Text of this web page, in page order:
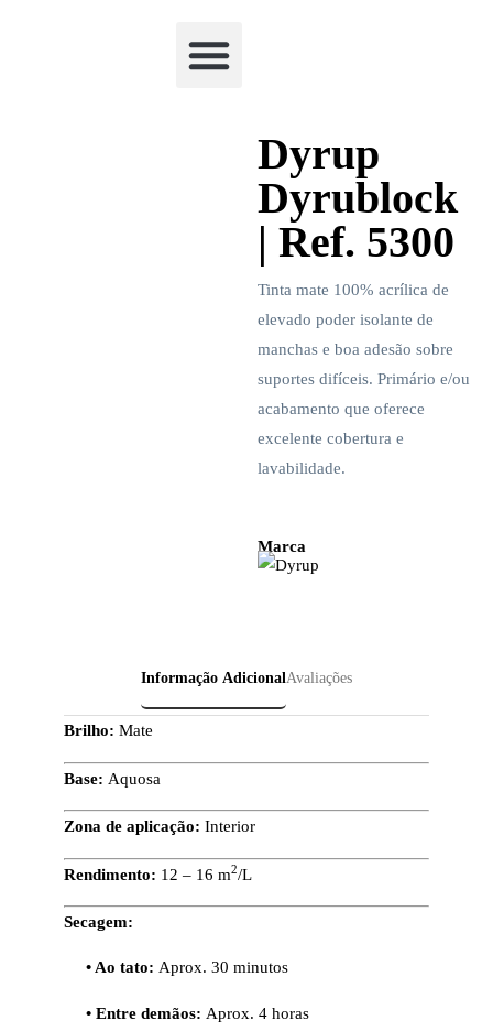
Dyrup
Dyrublock
| Ref. 5300
Tinta mate 100% acrílica de
elevado poder isolante de
manchas e boa adesão sobre
suportes difíceis. Primário e/ou
acabamento que oferece
excelente cobertura e
lavabilidade.
Marca
Informação AdicionalAvaliações
Brilho: Mate
Base: Aquosa
Zona de aplicação: Interior
Rendimento: 12 – 16 m2/L
Secagem:
• Ao tato: Aprox. 30 minutos
• Entre demãos: Aprox. 4 horas